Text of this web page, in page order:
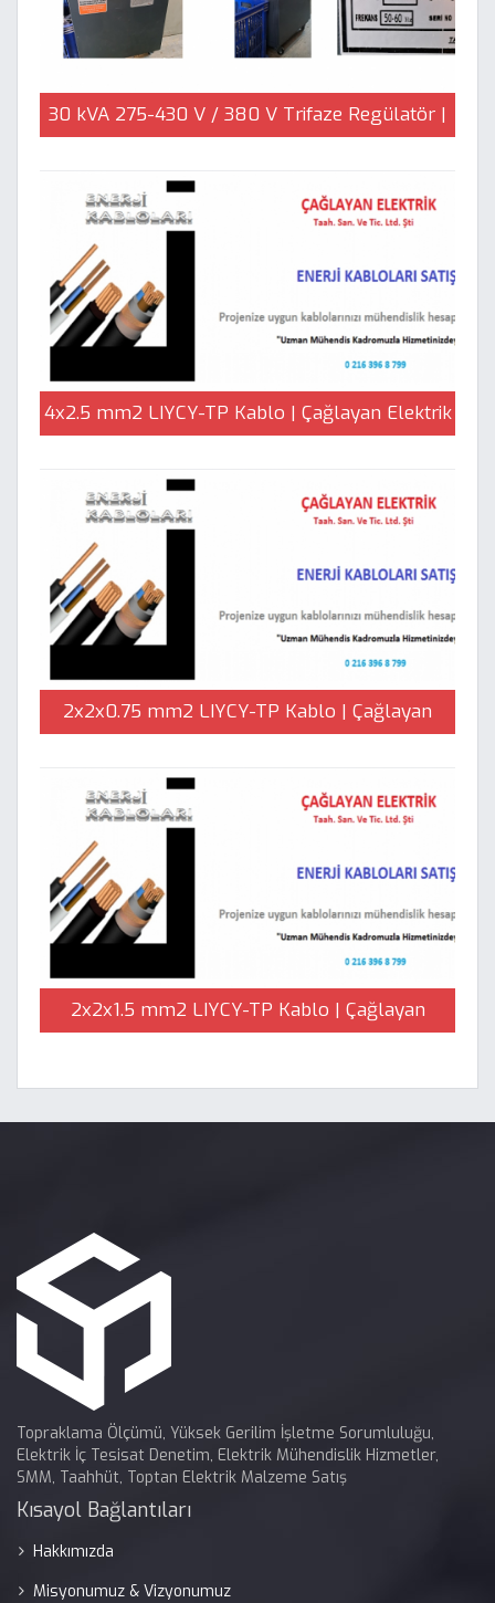
30 kVA 275-430 V / 380 V Trifaze Regülatör |
4x2.5 mm2 LIYCY-TP Kablo | Çağlayan Elektrik
2x2x0.75 mm2 LIYCY-TP Kablo | Çağlayan
2x2x1.5 mm2 LIYCY-TP Kablo | Çağlayan
Topraklama Ölçümü, Yüksek Gerilim İşletme Sorumluluğu,
Elektrik İç Tesisat Denetim, Elektrik Mühendislik Hizmetler,
SMM, Taahhüt, Toptan Elektrik Malzeme Satış
Kısayol Bağlantıları
Hakkımızda
Misyonumuz & Vizyonumuz